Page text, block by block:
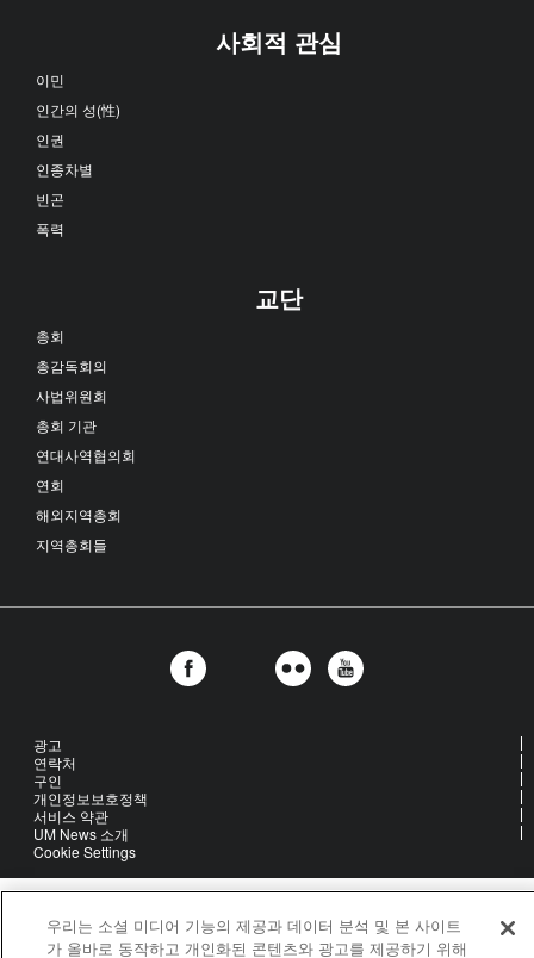
사회적 관심
이민
인간의 성(性)
인권
인종차별
빈곤
폭력
교단
총회
총감독회의
사법위원회
총회 기관
연대사역협의회
연회
해외지역총회
지역총회들
광고
연락처
구인
개인정보보호정책
서비스 약관
UM News 소개
Cookie Settings
United Methodist Communications is an agency of The United
Methodist Church
우리는 소셜 미디어 기능의 제공과 데이터 분석 및 본 사이트
가 올바로 동작하고 개인화된 콘텐츠와 광고를 제공하기 위해